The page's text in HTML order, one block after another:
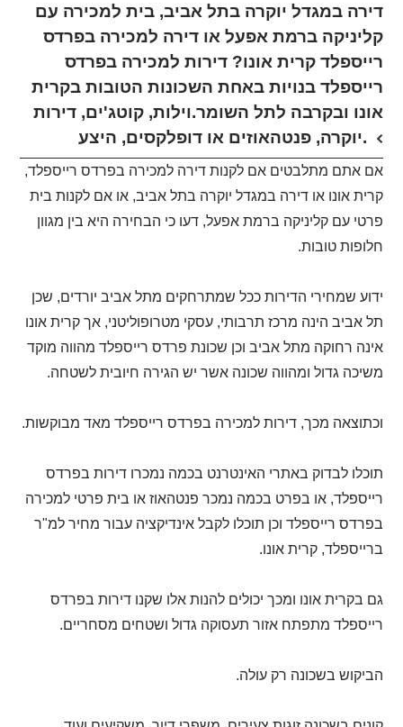
דירה במגדל יוקרה בתל אביב, בית למכירה עם
קליניקה ברמת אפעל או דירה למכירה בפרדס
רייספלד קרית אונו? דירות למכירה בפרדס
רייספלד בנויות באחת השכונות הטובות בקרית
אונו ובקרבה לתל השומר.וילות, קוטג'ים, דירות
יוקרה, פנטהאוזים או דופלקסים, היצע.
אם אתם מתלבטים אם לקנות דירה למכירה בפרדס רייספלד,
קרית אונו או דירה במגדל יוקרה בתל אביב, או אם לקנות בית
פרטי עם קליניקה ברמת אפעל, דעו כי הבחירה היא בין מגוון
חלופות טובות.
ידוע שמחירי הדירות ככל שמתרחקים מתל אביב יורדים, שכן
תל אביב הינה מרכז תרבותי, עסקי מטרופוליטני, אך קרית אונו
אינה רחוקה מתל אביב וכן שכונת פרדס רייספלד מהווה מוקד
משיכה גדול ומהווה שכונה אשר יש הגירה חיובית לשטחה.
וכתוצאה מכך, דירות למכירה בפרדס רייספלד מאד מבוקשות.
תוכלו לבדוק באתרי האינטרנט בכמה נמכרו דירות בפרדס
רייספלד, או בפרט בכמה נמכר פנטהאוז או בית פרטי למכירה
בפרדס רייספלד וכן תוכלו לקבל אינדיקציה עבור מחיר למ"ר
ברייספלד, קרית אונו.
גם בקרית אונו ומכך יכולים להנות אלו שקנו דירות בפרדס
רייספלד מתפתח אזור תעסוקה גדול ושטחים מסחריים.
הביקוש בשכונה רק עולה.